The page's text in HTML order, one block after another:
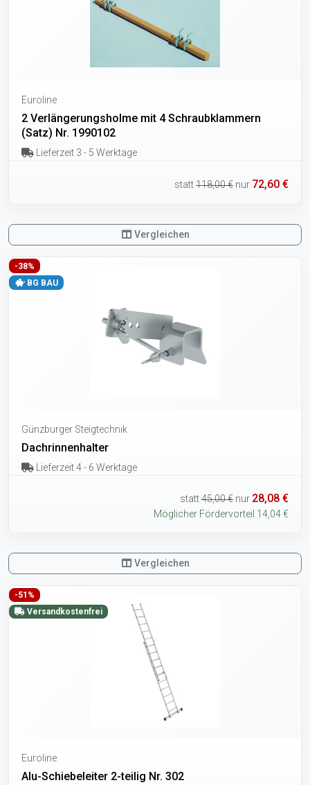
Euroline
2 Verlängerungsholme mit 4 Schraubklammern
(Satz) Nr. 1990102
Lieferzeit 3 - 5 Werktage
statt118,00 € nur 72,60 €
Vergleichen
-38%
BG BAU
Günzburger Steigtechnik
Dachrinnenhalter
Lieferzeit 4 - 6 Werktage
statt45,00 € nur 28,08 €
Möglicher Fördervorteil 14,04 €
Vergleichen
-51%
Versandkostenfrei
Euroline
Alu-Schiebeleiter 2-teilig Nr. 302